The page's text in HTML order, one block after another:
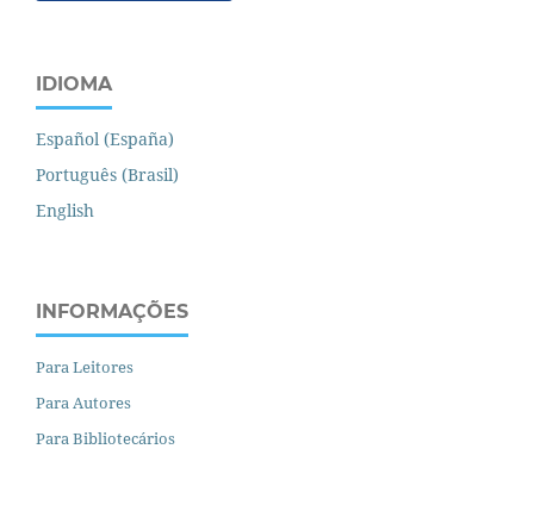
IDIOMA
Español (España)
Português (Brasil)
English
INFORMAÇÕES
Para Leitores
Para Autores
Para Bibliotecários